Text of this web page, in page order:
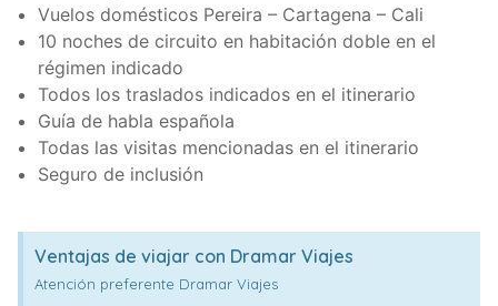
Vuelos domésticos Pereira – Cartagena – Cali
10 noches de circuito en habitación doble en el
régimen indicado
Todos los traslados indicados en el itinerario
Guía de habla española
Todas las visitas mencionadas en el itinerario
Seguro de inclusión
Ventajas de viajar con Dramar Viajes
Atención preferente Dramar Viajes